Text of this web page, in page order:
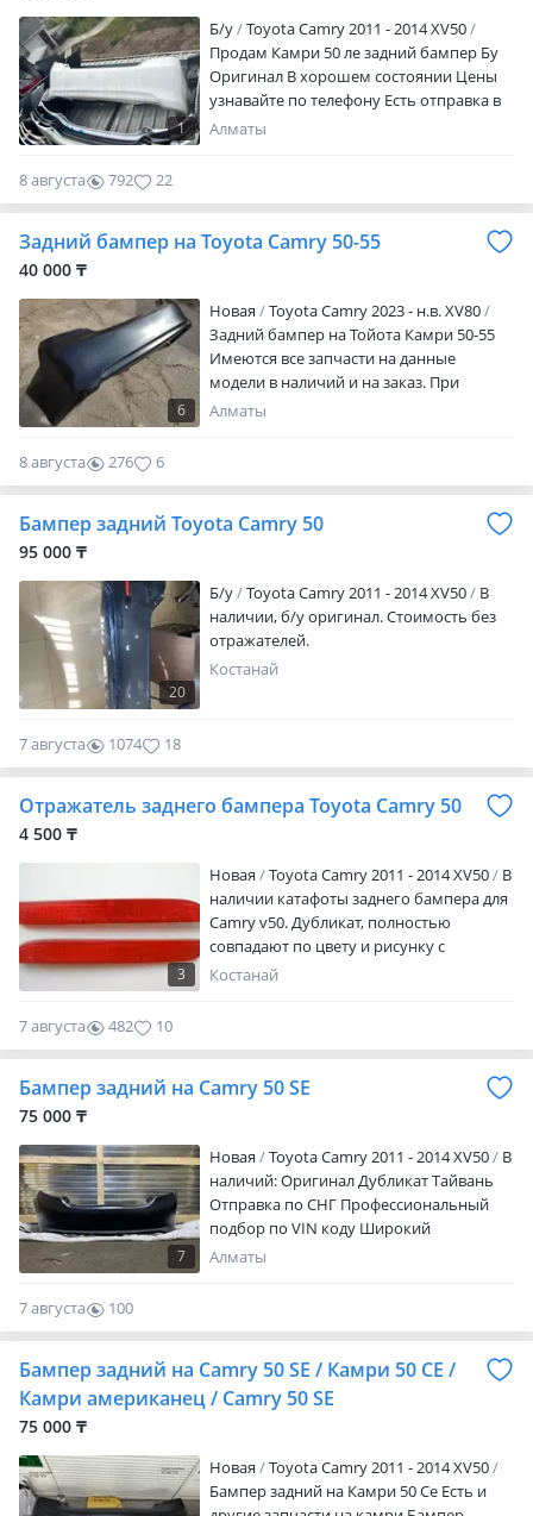
1
Б/y
Toyota Camry 2011 - 2014 XV50
Продам Камри 50 ле задний бампер Бу
Оригинал В хорошем состоянии Цены
узнавайте по телефону Есть отправка в
другое регионы
Алматы
8 августа 792 22
Задний бампер на Toyota Camry 50-55
40 000 ₸
6
Новая
Toyota Camry 2023 - н.в. XV80
Задний бампер на Тойота Камри 50-55
Имеются все запчасти на данные
модели в наличий и на заказ. При
покупке уточняйте цену. • Новый
детали на все авто.
Алматы
8 августа 276 6
Бампер задний Toyota Camry 50
95 000 ₸
20
Б/y Toyota Camry 2011 - 2014 XV50
В
наличии, б/у оригинал. Стоимость без
отражателей.
Костанай
7 августа 1074 18
Отражатель заднего бампера Toyota Camry 50
4 500 ₸
3
Новая Toyota Camry 2011 - 2014 XV50
В
наличии катафоты заднего бампера для
Camry v50. Дубликат, полностью
совпадают по цвету и рисунку с
оригиналом.
Костанай
7 августа 482 10
Бампер задний на Camry 50 SE
75 000 ₸
7
Новая Toyota Camry 2011 - 2014 XV50
В
наличий: Оригинал Дубликат Тайвань
Отправка по СНГ Профессиональный
подбор по VIN коду Широкий
ассортимент на TOYOTA LEXUS HYUNDAI
ТЦ CarCity 4 ярус 18 бутик.
Алматы
7 августа
100
0
Бампер задний на Camry 50 SE / Камри 50 СЕ /
Камри американец / Camry 50 SE
75 000 ₸
Новая
Toyota Camry 2011 - 2014 XV50
Бампер задний на Камри 50 Се Есть и